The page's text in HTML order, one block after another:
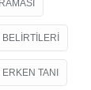
TANI